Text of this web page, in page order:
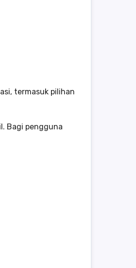
termasuk pilihan
Bagi pengguna